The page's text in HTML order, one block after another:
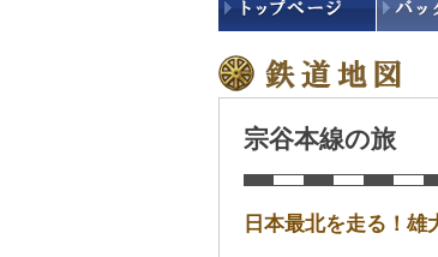
宗谷本線の旅
日本最北を走る！